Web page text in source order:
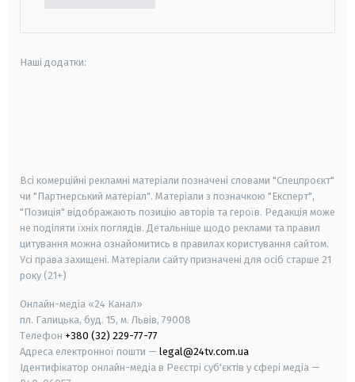
Наші додатки:
Всі комерційні рекламні матеріали позначені словами "Спецпроєкт"
чи "Партнерський матеріал". Матеріали з позначкою "Експерт",
"Позиція" відображають позицію авторів та героїв. Редакція може
не поділяти їхніх поглядів. Детальніше щодо реклами та правил
цитування можна ознайомитись в правилах користування сайтом.
Усі права захищені. Матеріали сайту призначені для осіб старше 21
року (21+)
Онлайн-медіа «24 Канал»
пл. Галицька, буд. 15, м. Львів, 79008
Телефон +380 (32) 229-77-77
Адреса електронної пошти — legal@24tv.com.ua
Ідентифікатор онлайн-медіа в Реєстрі суб'єктів у сфері медіа —